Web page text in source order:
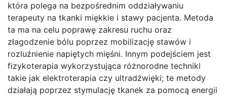
która polega na bezpośrednim oddziaływaniu
terapeuty na tkanki miękkie i stawy pacjenta. Metoda
ta ma na celu poprawę zakresu ruchu oraz
złagodzenie bólu poprzez mobilizację stawów i
rozluźnienie napiętych mięśni. Innym podejściem jest
fizykoterapia wykorzystująca różnorodne techniki
takie jak elektroterapia czy ultradźwięki; te metody
działają poprzez stymulację tkanek za pomocą energii